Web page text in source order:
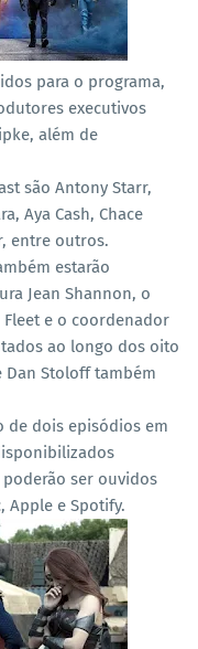
para o programa,
executivos
além de
são Antony Starr,
Aya Cash, Chace
entre outros.
estarão
Jean Shannon, o
e o coordenador
ao longo dos oito
Dan Stoloff também
de dois episódios em
ser ouvidos
Apple e Spotify.